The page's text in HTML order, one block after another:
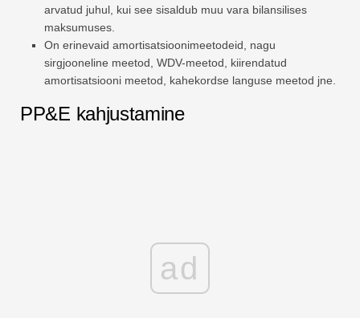
arvatud juhul, kui see sisaldub muu vara bilansilises
maksumuses.
On erinevaid amortisatsioonimeetodeid, nagu
sirgjooneline meetod, WDV-meetod, kiirendatud
amortisatsiooni meetod, kahekordse languse meetod jne.
PP&E kahjustamine
ad